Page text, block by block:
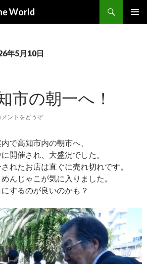
World
年5月10日
市の朝一へ！
メントをどうぞ
で高知市内の朝市へ、
開催され、大盛況でした。
れたお店は直ぐに売れ切れです。
んじゃこが気に入りました。
するのが良いのかも？